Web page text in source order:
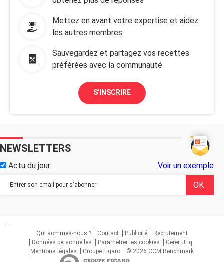
Mettez en avant votre expertise et aidez
les autres membres
Sauvegardez et partagez vos recettes
préférées avec la communauté
S'INSCRIRE
NEWSLETTERS
Actu du jour Voir un exemple
...
Qui sommes-nous ?
Contact Publicité
Recrutement
Données personnelles
Paramétrer les cookies
Gérer Utiq
Mentions légales
Groupe Figaro © 2026 CCM Benchmark